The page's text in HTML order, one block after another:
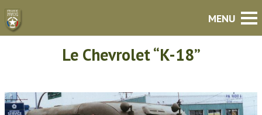
Le Chevrolet “K-18”